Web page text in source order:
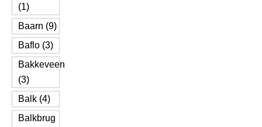
(1)
Baarn (9)
Baflo (3)
Bakkeveen
(3)
Balk (4)
Balkbrug